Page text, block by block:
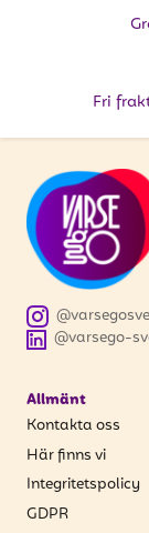
Vill du få
att få
Ange din e-
nyheter och
Fri
@varsego-
Allmänt
Kontakta oss
Här finns vi
Integritetspolicy
GDPR